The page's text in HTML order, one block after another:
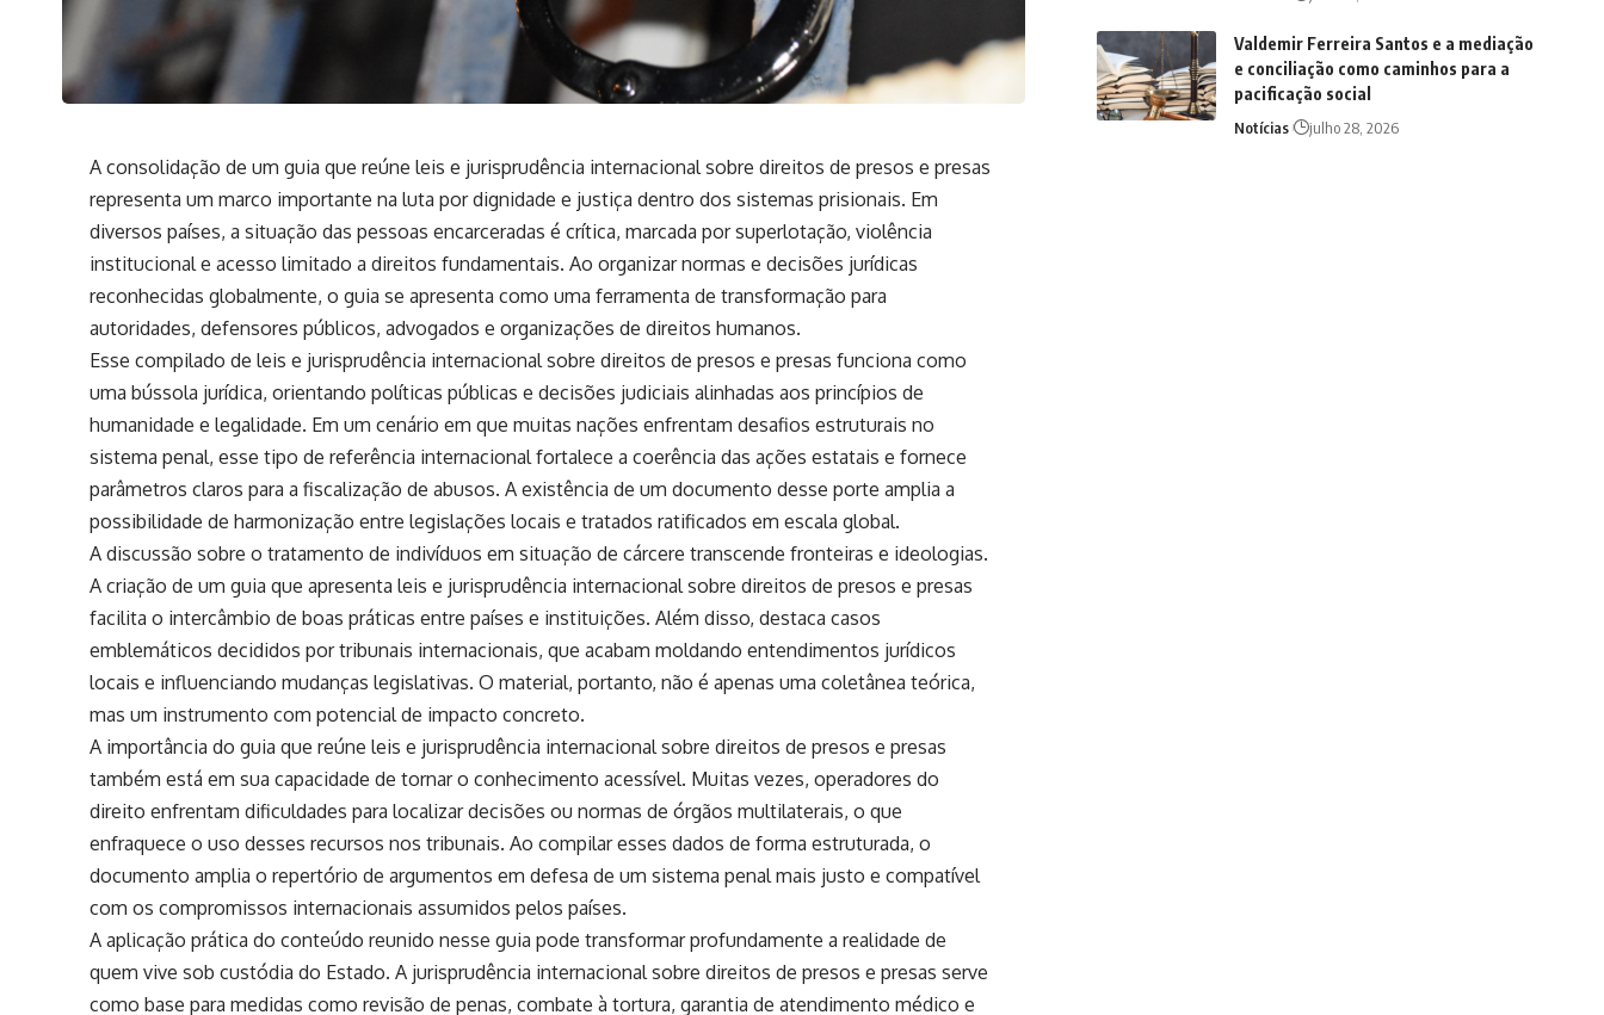
A consolidação de um guia que reúne leis e jurisprudência internacional sobre direitos de presos e presas
representa um marco importante na luta por dignidade e justiça dentro dos sistemas prisionais. Em
diversos países, a situação das pessoas encarceradas é crítica, marcada por superlotação, violência
institucional e acesso limitado a direitos fundamentais. Ao organizar normas e decisões jurídicas
reconhecidas globalmente, o guia se apresenta como uma ferramenta de transformação para
autoridades, defensores públicos, advogados e organizações de direitos humanos.
Esse compilado de leis e jurisprudência internacional sobre direitos de presos e presas funciona como
uma bússola jurídica, orientando políticas públicas e decisões judiciais alinhadas aos princípios de
humanidade e legalidade. Em um cenário em que muitas nações enfrentam desafios estruturais no
sistema penal, esse tipo de referência internacional fortalece a coerência das ações estatais e fornece
parâmetros claros para a fiscalização de abusos. A existência de um documento desse porte amplia a
possibilidade de harmonização entre legislações locais e tratados ratificados em escala global.
A discussão sobre o tratamento de indivíduos em situação de cárcere transcende fronteiras e ideologias.
A criação de um guia que apresenta leis e jurisprudência internacional sobre direitos de presos e presas
facilita o intercâmbio de boas práticas entre países e instituições. Além disso, destaca casos
emblemáticos decididos por tribunais internacionais, que acabam moldando entendimentos jurídicos
locais e influenciando mudanças legislativas. O material, portanto, não é apenas uma coletânea teórica,
mas um instrumento com potencial de impacto concreto.
A importância do guia que reúne leis e jurisprudência internacional sobre direitos de presos e presas
também está em sua capacidade de tornar o conhecimento acessível. Muitas vezes, operadores do
direito enfrentam dificuldades para localizar decisões ou normas de órgãos multilaterais, o que
enfraquece o uso desses recursos nos tribunais. Ao compilar esses dados de forma estruturada, o
documento amplia o repertório de argumentos em defesa de um sistema penal mais justo e compatível
com os compromissos internacionais assumidos pelos países.
A aplicação prática do conteúdo reunido nesse guia pode transformar profundamente a realidade de
quem vive sob custódia do Estado. A jurisprudência internacional sobre direitos de presos e presas serve
como base para medidas como revisão de penas, combate à tortura, garantia de atendimento médico e
Valdemir Ferreira Santos e a mediação
e conciliação como caminhos para a
pacificação social
Notícias julho 28, 2026